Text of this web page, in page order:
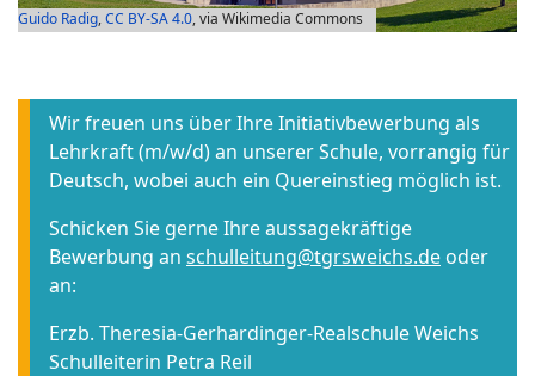
Guido Radig,CC BY-SA 4.0, via Wikimedia Commons
Wir freuen uns über Ihre Initiativbewerbung als
Lehrkraft (m/w/d) an unserer Schule, vorrangig für
Deutsch, wobei auch ein Quereinstieg möglich ist.
Schicken Sie gerne Ihre aussagekräftige
Bewerbung an schulleitung@tgrsweichs.de oder
an:
Erzb. Theresia-Gerhardinger-Realschule Weichs
Schulleiterin Petra Reil